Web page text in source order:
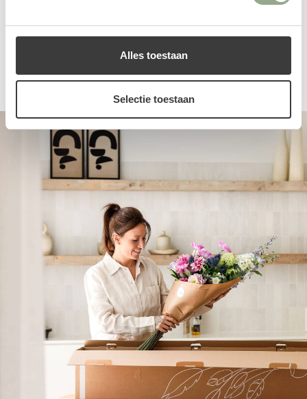
Alles toestaan
Selectie toestaan
Een productbeoordeling toevoegen